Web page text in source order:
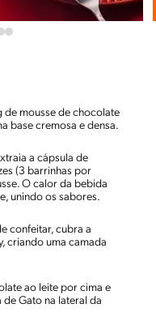
de mousse de chocolate
base cremosa e densa.
a cápsula de
(3 barrinhas por
O calor da bebida
unindo os sabores.
confeitar, cubra a
criando uma camada
ao leite por cima e
Gato na lateral da